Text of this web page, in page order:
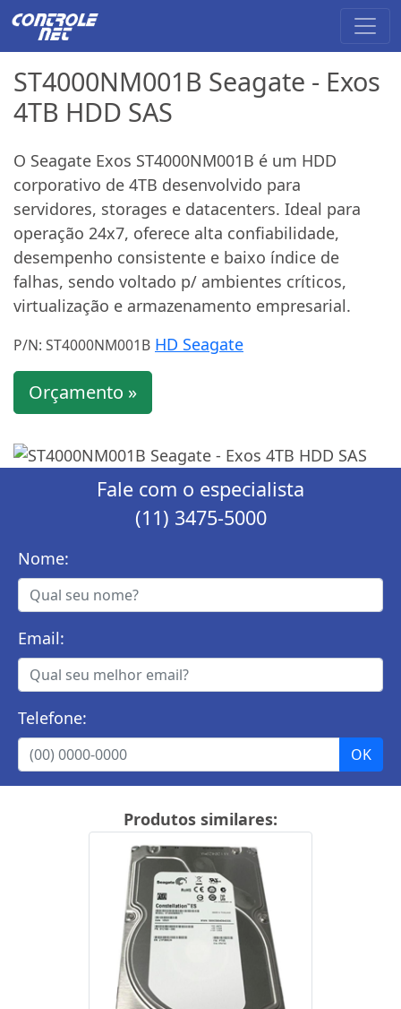
ST4000NM001B Seagate - Exos
4TB HDD SAS
O Seagate Exos ST4000NM001B é um HDD
corporativo de 4TB desenvolvido para
servidores, storages e datacenters. Ideal para
operação 24x7, oferece alta confiabilidade,
desempenho consistente e baixo índice de
falhas, sendo voltado p/ ambientes críticos,
virtualização e armazenamento empresarial.
P/N: ST4000NM001B HD Seagate
Orçamento »
Fale com o especialista
(11) 3475-5000
Nome:
Email:
Telefone:
Produtos similares: